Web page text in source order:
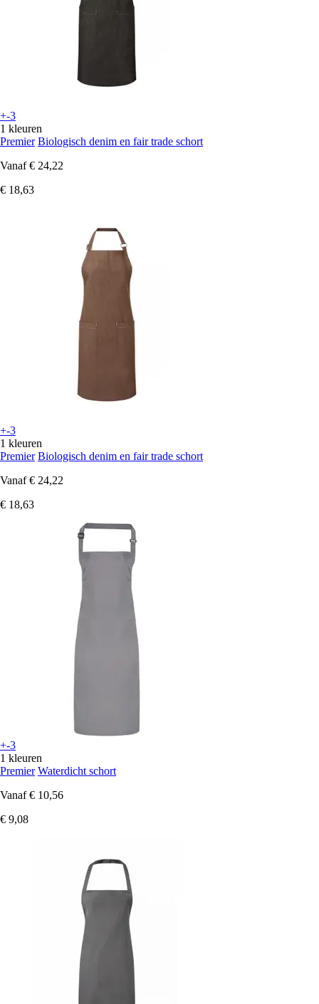
+-3
1 kleuren
Premier Biologisch denim en fair trade schort
Vanaf € 24,22
€ 18,63
+-3
1 kleuren
Premier Biologisch denim en fair trade schort
Vanaf € 24,22
€ 18,63
+-3
1 kleuren
Premier Waterdicht schort
Vanaf € 10,56
€ 9,08